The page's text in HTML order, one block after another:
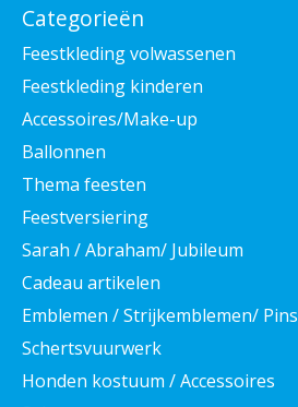
Categorieën
Feestkleding volwassenen
Feestkleding kinderen
Accessoires/Make-up
Ballonnen
Thema feesten
Feestversiering
Sarah / Abraham/ Jubileum
Cadeau artikelen
Emblemen / Strijkemblemen/ Pins
Schertsvuurwerk
Honden kostuum / Accessoires